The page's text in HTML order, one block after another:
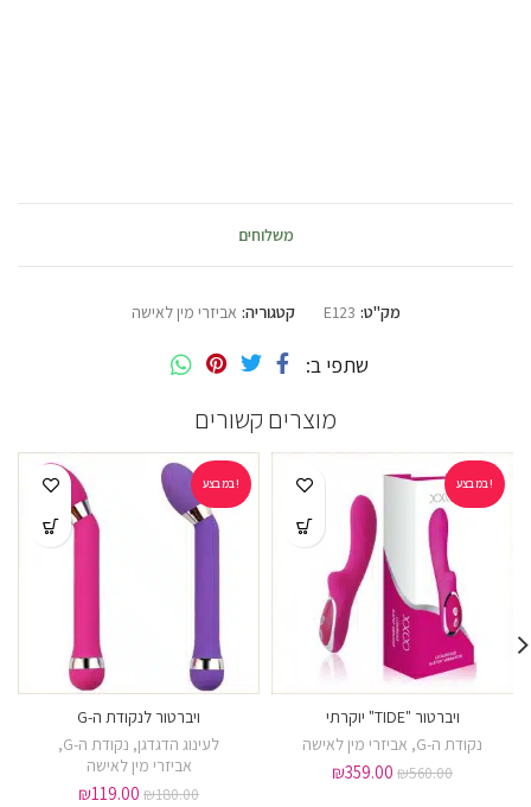
משלוחים
מק"ט: E123 קטגוריה: אביזרי מין לאישה
שתפי ב
מוצרים קשורים
במבצע!
ויברטור "TIDE" יוקרתי
נקודת ה-G , אביזרי מין לאישה
₪560.00
₪359.00
במבצע!
ויברטור לנקודת ה-G
לעינוג הדגדגן, נקודת ה-G ,
אביזרי מין לאישה
₪180.00
₪119.00